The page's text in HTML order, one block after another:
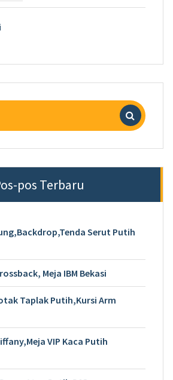
pos Terbaru
Serut Putih
Meja IBM Bekasi
Taplak Putih,Kursi Arm
VIP Kaca Putih